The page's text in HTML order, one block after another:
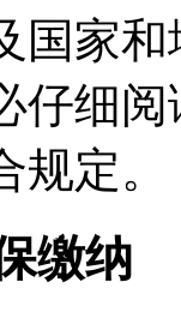
国家
仔细
定。
缴纳